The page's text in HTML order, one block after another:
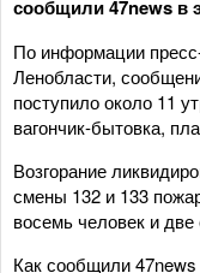
сообщили 47news в
По информации
Ленобласти,
поступило около 11
вагончик-бытовка,
Возгорание
смены 132 и 133
восемь человек и
Как сообщили